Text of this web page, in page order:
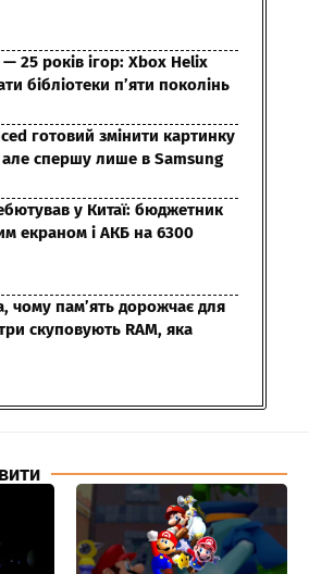
25 років ігор: Xbox Helix
бібліотеки п’яти поколінь
готовий змінити картинку
але спершу лише в Samsung
у Китаї: бюджетник
екраном і АКБ на 6300
чому пам’ять дорожчає для
скуповують RAM, яка